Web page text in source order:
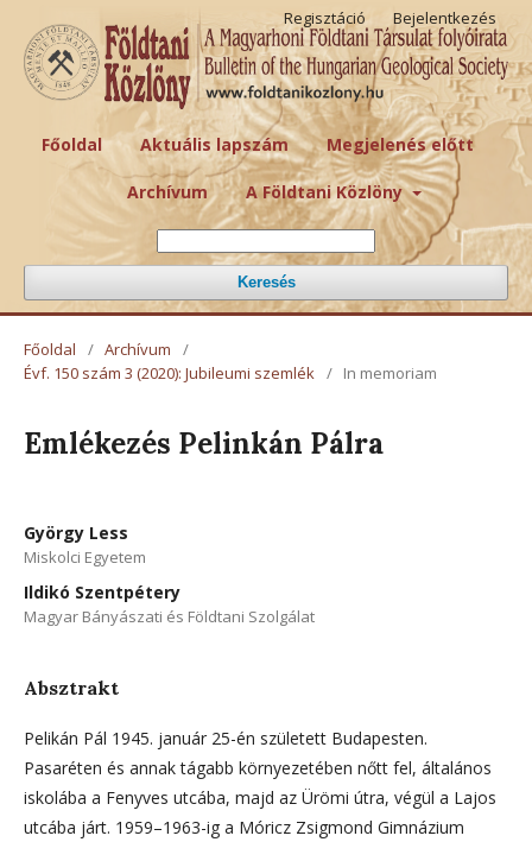
Főoldal Aktuális lapszám Megjelenés előtt
Archívum A Földtani Közlöny
Keresés
Regisztáció Bejelentkezés
Főoldal / Archívum
/
Évf. 150 szám 3 (2020): Jubileumi szemlék / In memoriam
Emlékezés Pelinkán Pálra
György Less
Miskolci Egyetem
Ildikó Szentpétery
Magyar Bányászati és Földtani Szolgálat
Absztrakt
Pelikán Pál 1945. január 25-én született Budapesten.
Pasaréten és annak tágabb környezetében nőtt fel, általános
iskolába a Fenyves utcába, majd az Ürömi útra, végül a Lajos
utcába járt. 1959–1963-ig a Móricz Zsigmond Gimnázium